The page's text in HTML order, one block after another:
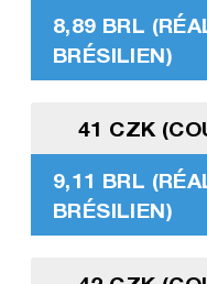
8,89 BRL
BRÉSILIEN)
41 CZK
9,11 BRL
BRÉSILIEN)